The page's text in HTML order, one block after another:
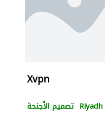
Xvpn
تصميم الأجنحة Riyadh